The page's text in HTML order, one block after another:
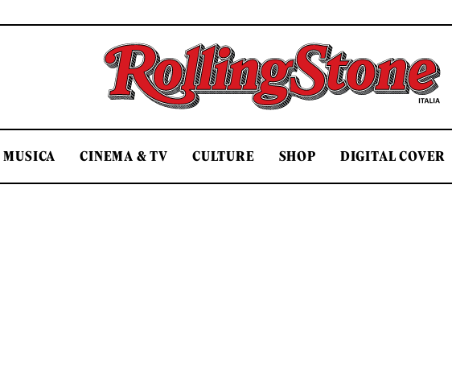
Rolling Stone Italia
MUSICA CINEMA & TV CULTURE SHOP DIGITAL COVER